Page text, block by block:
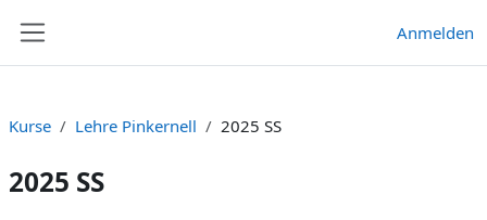
Anmelden
Kurse Lehre Pinkernell 2025 SS
2025 SS